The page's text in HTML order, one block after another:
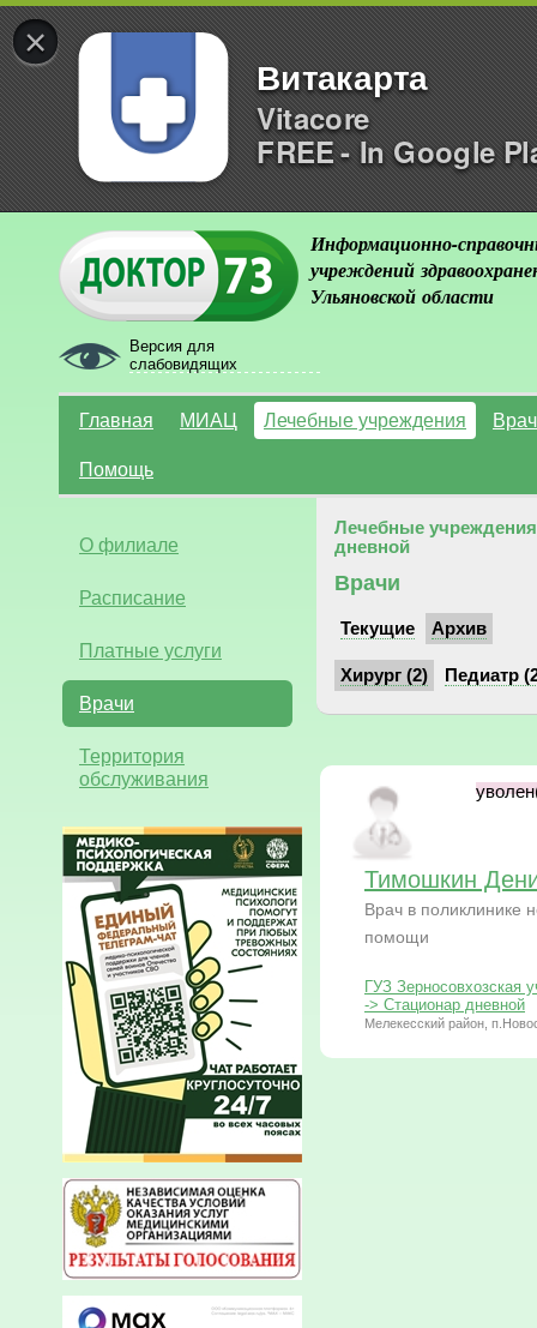
×
Витакарта
Vitacore
FREE - In Google
Версия для
слабовидящих
Информационно-
учреждений
Ульяновской области
Главная МИАЦ Лечебные учреждения
Помощь
О филиале
Расписание
Платные услуги
Врачи
Территория
обслуживания
Лечебные учреждения
дневной
Врачи
Текущие Архив
Хирург (2) Педиатр
Тимошкин
Врач в поликлинике
помощи
ГУЗ Зерносовхозская
-> Стационар дневной
Мелекесский район,